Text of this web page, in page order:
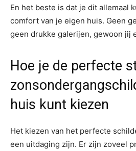
En het beste is dat je dit allemaal
comfort van je eigen huis. Geen
geen drukke galerijen, gewoon jij
Hoe je de perfecte
huis kunt kiezen
Het kiezen van het perfecte
een uitdaging zijn. Er zijn zoveel